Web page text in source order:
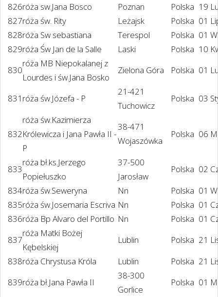
826róża sw.Jana Bosco Poznan Polska 19
827róża św. Rity Leżajsk Polska 01
828róża Sw sebastiana Terespol Polska 01
829róża Św Jan de la Salle Laski Polska 10
830
róża MB Niepokalanej z
Lourdes i św.Jana Bosko
Zielona Góra Polska 01
831 róża św.Józefa - P
21-421
Tuchowicz
Polska 03
832
róża św.Kazimierza
Królewicza i Jana Pawła II -
P
38-471
Wojaszówka
Polska 06
833
róża bł.ks.Jerzego
Popiełuszko
37-500
Jarosław
Polska 02
834róża św.Seweryna Nn Polska 01
835róża św.Josemaria Escriva Nn Polska 01
836róża Bp Alvaro del Portillo Nn Polska 01
837
róża Matki Bożej
Kębelskiej
Lublin Polska 21
838róża Chrystusa Króla Lublin Polska 21
839róża bł.Jana Pawła II
38-300
Gorlice
Polska 01